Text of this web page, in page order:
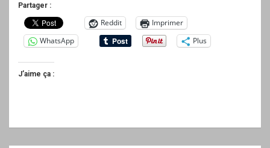
Partager :
Reddit
Imprimer
WhatsApp
Plus
J’aime ça :